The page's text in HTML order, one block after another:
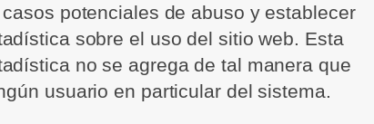
potenciales de abuso y establecer
sobre el uso del sitio web. Esta
no se agrega de tal manera que
usuario en particular del sistema.